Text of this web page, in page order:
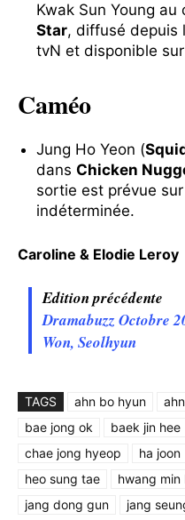
Kwak Sun Young au
Star, diffusé depuis
tvN et disponible
Caméo
Jung Ho Yeon (
dans Chicken
sortie est prévue
indéterminée.
Caroline & Elodie Leroy
Edition précédente
Dramabuzz Octobre
Won, Seolhyun
TAGS ahn bo hyun
bae jong ok
baek jin hee
chae jong hyeop
ha joon
heo sung tae
hwang min
jang dong gun
jang